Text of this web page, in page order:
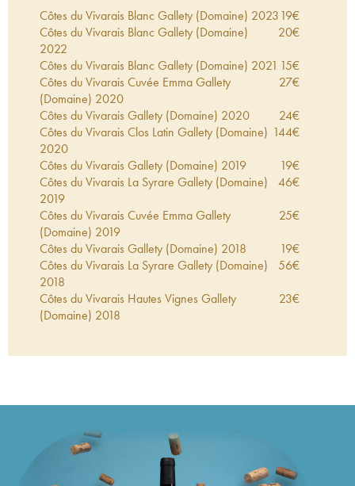
Côtes du Vivarais Blanc Gallety (Domaine) 202319€
Côtes du Vivarais Blanc Gallety (Domaine)
2022
20€
Côtes du Vivarais Blanc Gallety (Domaine) 2021 15€
Côtes du Vivarais Cuvée Emma Gallety
(Domaine) 2020
27€
Côtes du Vivarais Gallety (Domaine) 2020 24€
Côtes du Vivarais Clos Latin Gallety (Domaine)
2020
144€
Côtes du Vivarais Gallety (Domaine) 2019 19€
Côtes du Vivarais La Syrare Gallety (Domaine)
2019
46€
Côtes du Vivarais Cuvée Emma Gallety
(Domaine) 2019
25€
Côtes du Vivarais Gallety (Domaine) 2018 19€
Côtes du Vivarais La Syrare Gallety (Domaine)
2018
56€
Côtes du Vivarais Hautes Vignes Gallety
(Domaine) 2018
23€
Côtes du Vivarais Cuvée Emma Gallety
(Domaine)2017
Côtes du Vivarais La Ligure Gallety (Domaine)
2017
75